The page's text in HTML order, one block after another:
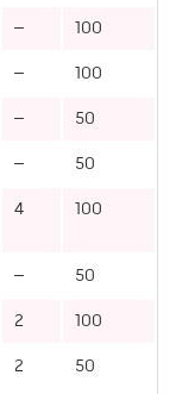
– 100
– 100
– 50
– 50
4 100
– 50
2 100
2 50